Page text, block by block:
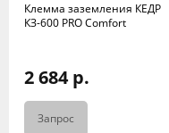
Клемма заземления КЕДР
КЗ-600 PRO Comfort
2 684 р.
Запрос